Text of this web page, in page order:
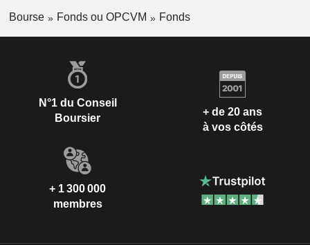
Bourse Fonds ou OPCVM Fonds
N°1 du Conseil
Boursier
+ de 20 ans
à vos côtés
+ 1 300 000
membres